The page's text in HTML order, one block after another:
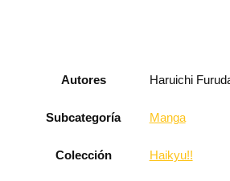
Autores Haruichi
Subcategoría Manga
Colección Haikyu!!